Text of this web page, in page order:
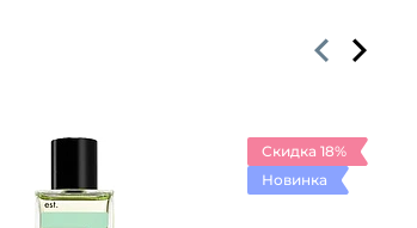
Скидка 18%
Новинка